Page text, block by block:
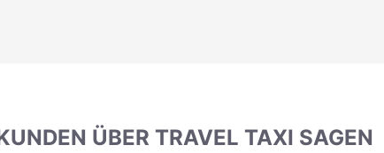
ÜBER TRAVEL TAXI SAGEN